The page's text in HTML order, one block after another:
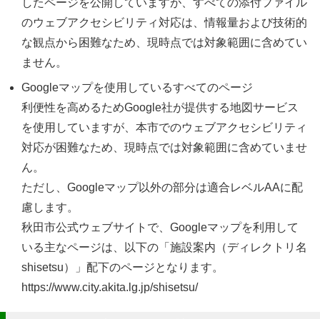
したページを公開していますが、すべての添付ファイル
のウェブアクセシビリティ対応は、情報量および技術的
な観点から困難なため、現時点では対象範囲に含めてい
ません。
Googleマップを使用しているすべてのページ
利便性を高めるためGoogle社が提供する地図サービス
を使用していますが、本市でのウェブアクセシビリティ
対応が困難なため、現時点では対象範囲に含めていませ
ん。
ただし、Googleマップ以外の部分は適合レベルAAに配
慮します。
秋田市公式ウェブサイトで、Googleマップを利用して
いる主なページは、以下の「施設案内（ディレクトリ名
shisetsu）」配下のページとなります。
https://www.city.akita.lg.jp/shisetsu/